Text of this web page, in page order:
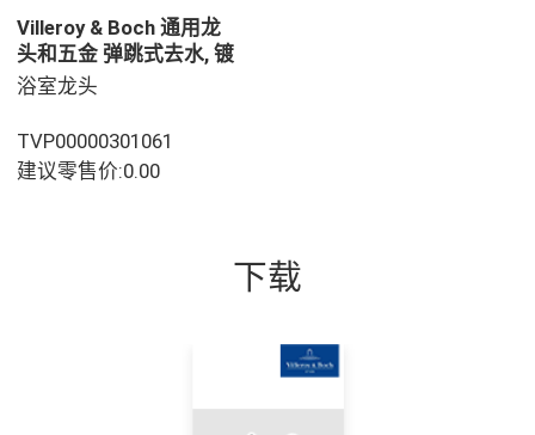
Villeroy & Boch 通用龙
头和五金 弹跳式去水, 镀
铬
浴室龙头
TVP00000301061
建议零售价:0.00
下载